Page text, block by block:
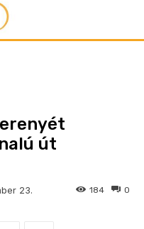
út
23. 0
184